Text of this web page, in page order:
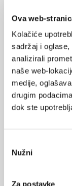
Ova web-
Kolačiće
sadržaj i
analizirali
naše web-
medije,
drugim
dok ste
pristanka
Nužni
Za postavke
dijabetesom tipa
Pet dana
hrani, čak i ako